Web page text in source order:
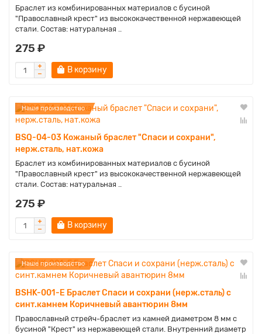
Браслет из комбинированных материалов с бусиной
"Православный крест" из высококачественной нержавеющей
стали. Состав: натуральная ..
275 ₽
В корзину
Наше производство
BSQ-04-03 Кожаный браслет "Спаси и сохрани",
нерж.сталь, нат.кожа
Браслет из комбинированных материалов с бусиной
"Православный крест" из высококачественной нержавеющей
стали. Состав: натуральная ..
275 ₽
В корзину
Наше производство
BSHK-001-E Браслет Спаси и сохрани (нерж.сталь) с
синт.камнем Коричневый авантюрин 8мм
Православный стрейч-браслет из камней диаметром 8 мм с
бусиной "Крест" из нержавеющей стали. Внутренний диаметр